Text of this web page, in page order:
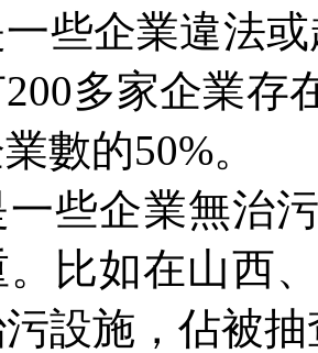
企業違法或
200多家企業存
數的50%。
企業無治污
比如在山西
設施，佔被